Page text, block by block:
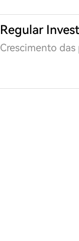
Regular Invest
Crescimento